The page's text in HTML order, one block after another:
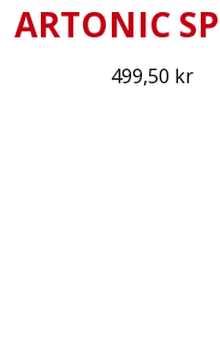
ARTONIC
499,50 kr